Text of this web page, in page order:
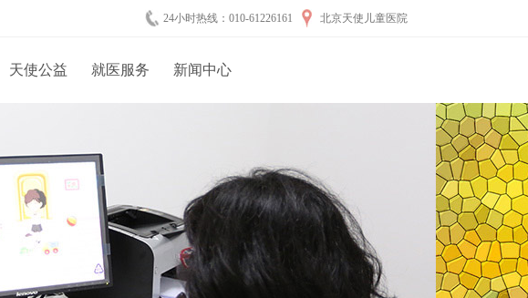
北京天使儿童医院
24小时热线：010-61226161
天使公益 就医服务 新闻中心